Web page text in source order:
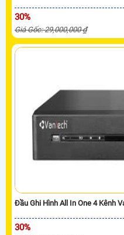
30%
Giá Gốc: 29,000,000 ₫
Đầu Ghi Hình All In One 4 Kênh
30%